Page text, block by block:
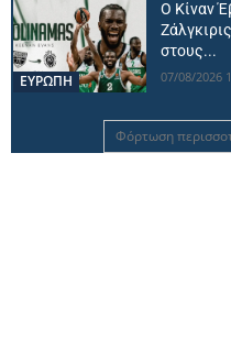
ΕΥΡΩΠΗ
Ο Κίναν
στους...
07/08/2026
Φόρτωση